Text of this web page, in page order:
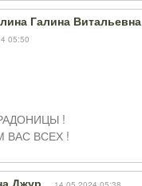
Галина Витальевна
05:50
!
ВСЕХ !